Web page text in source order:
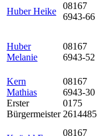
Huber Heike
08167
6943-66
Huber
Melanie
08167
6943-52
Kern
Mathias
Erster
Bürgermeister
08167
6943-30
0175
2614485
08167